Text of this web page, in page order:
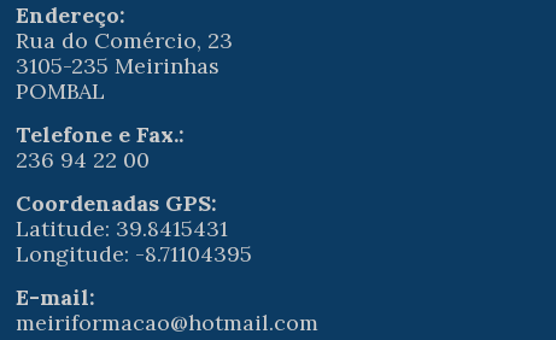
Endereço:
Rua do Comércio, 23
3105-235 Meirinhas
POMBAL
Telefone e Fax.:
236 94 22 00
Coordenadas GPS:
Latitude: 39.8415431
Longitude: -8.71104395
E-mail:
meiriformacao@hotmail.com